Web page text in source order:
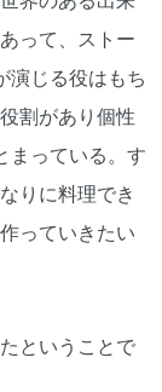
って、ストー
演じる役はもち
割があり個性
まっている。す
りに料理でき
っていきたい
ということで